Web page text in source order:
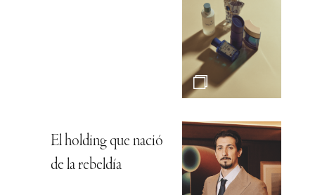
El holding que nació
de la rebeldía